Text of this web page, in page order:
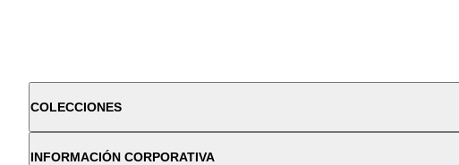
COLECCIONES
INFORMACIÓN CORPORATIVA